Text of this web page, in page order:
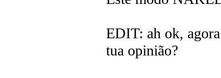
EDIT: ah ok,
tua opinião?